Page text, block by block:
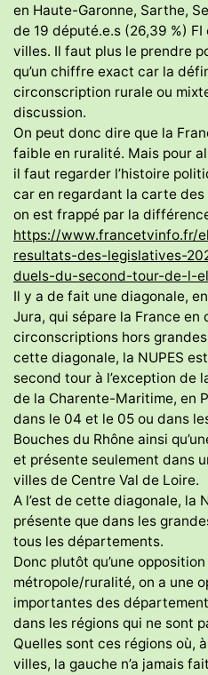
en Haute-Garonne, Sarthe,
de 19 député.e.s (26,39 %)
villes. Il faut plus le prendre
qu’un chiffre exact car la
circonscription rurale ou
discussion.
On peut donc dire que la
faible en ruralité. Mais pour
il faut regarder l’histoire
car en regardant la carte
on est frappé par la
https://www.francetvinfo.fr/
resultats-des-legislatives-
duels-du-second-tour-de-l-
Il y a de fait une diagonale,
Jura, qui sépare la France en
circonscriptions hors grandes
cette diagonale, la NUPES
second tour à l’exception de
de la Charente-Maritime, en
dans le 04 et le 05 ou dans
Bouches du Rhône ainsi
et présente seulement dans
villes de Centre Val de Loire.
A l’est de cette diagonale, la
présente que dans les
tous les départements.
Donc plutôt qu’une
métropole/ruralité, on a une
importantes des
dans les régions qui ne sont
Quelles sont ces régions où,
villes, la gauche n’a jamais